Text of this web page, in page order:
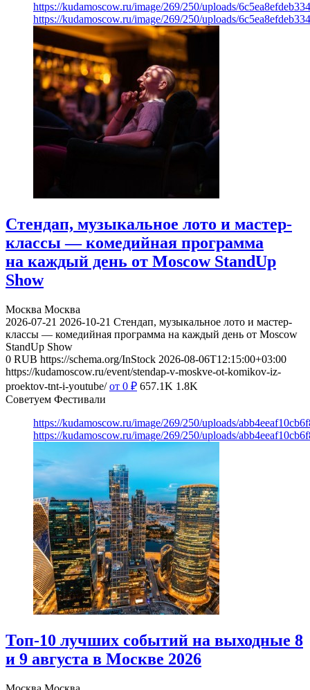
https://kudamoscow.ru/image/269/250/uploads/
https://kudamoscow.ru/image/269/250/uploads/
Стендап, музыкальное лото и мастер-
классы — комедийная программа
на каждый день от Moscow StandUp
Show
Москва Москва
2026-07-21 2026-10-21 Стендап, музыкальное лото и мастер-
классы — комедийная программа на каждый день от Moscow
StandUp Show
0 RUB https://schema.org/InStock 2026-08-06T12:15:00+03:00
https://kudamoscow.ru/event/stendap-v-moskve-ot-komikov-iz-
proektov-tnt-i-youtube/ от 0 ₽ 657.1K 1.8K
Советуем Фестивали
https://kudamoscow.ru/image/269/250/uploads/
https://kudamoscow.ru/image/269/250/uploads/
Топ-10 лучших событий на выходные 8
и 9 августа в Москве 2026